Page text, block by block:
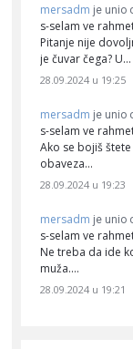
mersadm je unio
s-selam ve
Pitanje nije
je čuvar čega? U…
28.09.2024 u 19:25
mersadm je unio
s-selam ve
Ako se bojiš
obaveza…
28.09.2024 u 19:23
mersadm je unio
s-selam ve
Ne treba da ide
muža.…
28.09.2024 u 19:21